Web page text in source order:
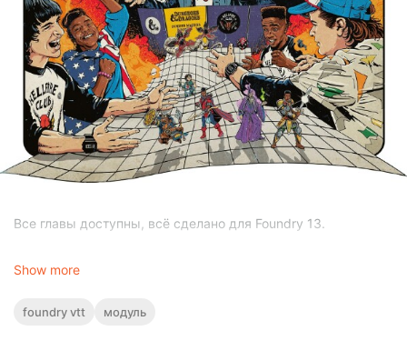
Все главы доступны, всё сделано для Foundry 13.
Show more
foundry vtt модуль